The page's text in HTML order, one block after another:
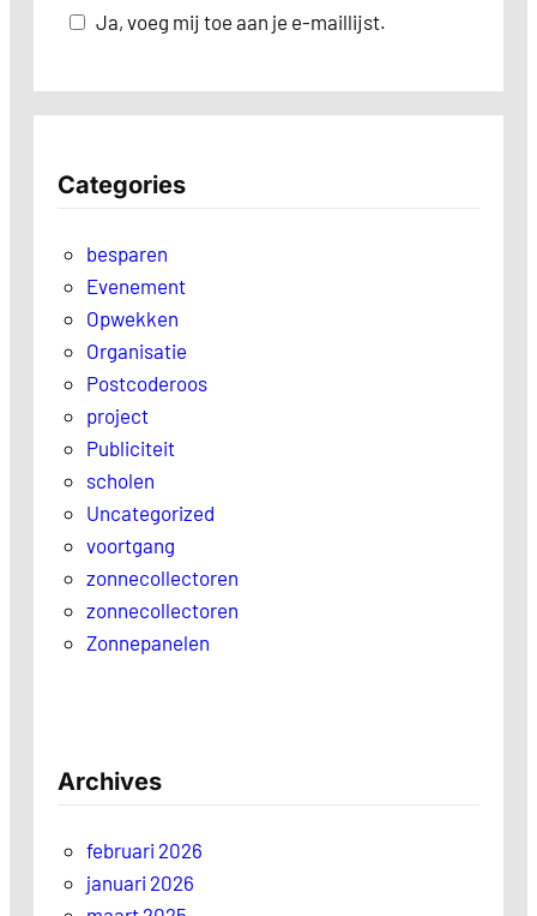
Ja, voeg mij toe aan je e-maillijst.
Categories
besparen
Evenement
Opwekken
Organisatie
Postcoderoos
project
Publiciteit
scholen
Uncategorized
voortgang
zonnecollectoren
zonnecollectoren
Zonnepanelen
Archives
februari 2026
januari 2026